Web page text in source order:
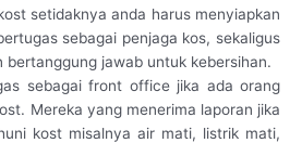
setidaknya anda harus menyiapkan
sebagai penjaga kos, sekaligus
bertanggung jawab untuk kebersihan.
sebagai front office jika ada orang
Mereka yang menerima laporan jika
kost misalnya air mati, listrik mati,